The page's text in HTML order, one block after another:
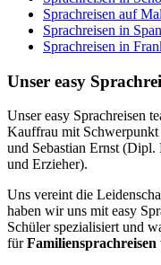
Sprachreisen auf
Sprachreisen in
Sprachreisen in
Unser easy
Unser easy Sprachreisen
Kauffrau mit
und Sebastian Ernst
und Erzieher).
Uns vereint die
haben wir uns mit easy
Schüler spezialisiert und
fürFamiliensprachreisen